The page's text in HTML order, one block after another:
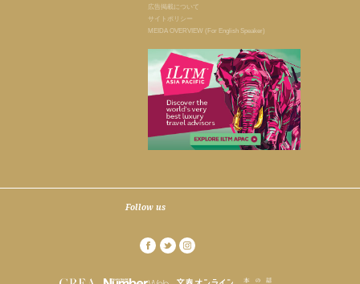
広告掲載について
サイトポリシー
MEIDA OVERVIEW (For English Speaker)
Follow us